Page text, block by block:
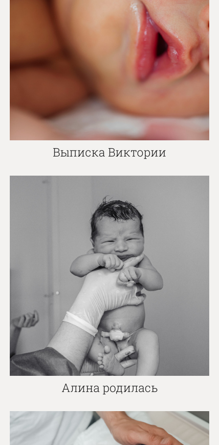
Выписка Виктории
Алина родилась